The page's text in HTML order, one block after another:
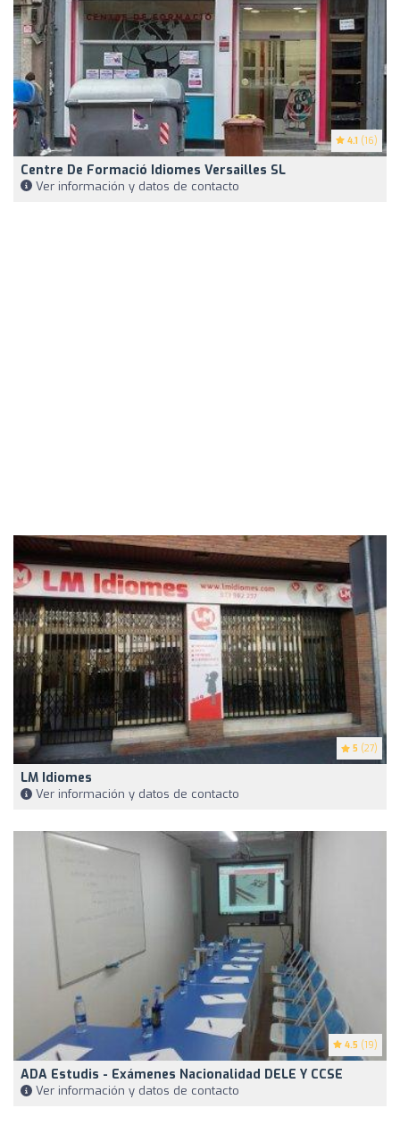
4.1 (16)
Centre De Formació Idiomes Versailles SL
Ver información y datos de contacto
5 (27)
LM Idiomes
Ver información y datos de contacto
4.5 (19)
ADA Estudis - Exámenes Nacionalidad DELE Y CCSE
Ver información y datos de contacto